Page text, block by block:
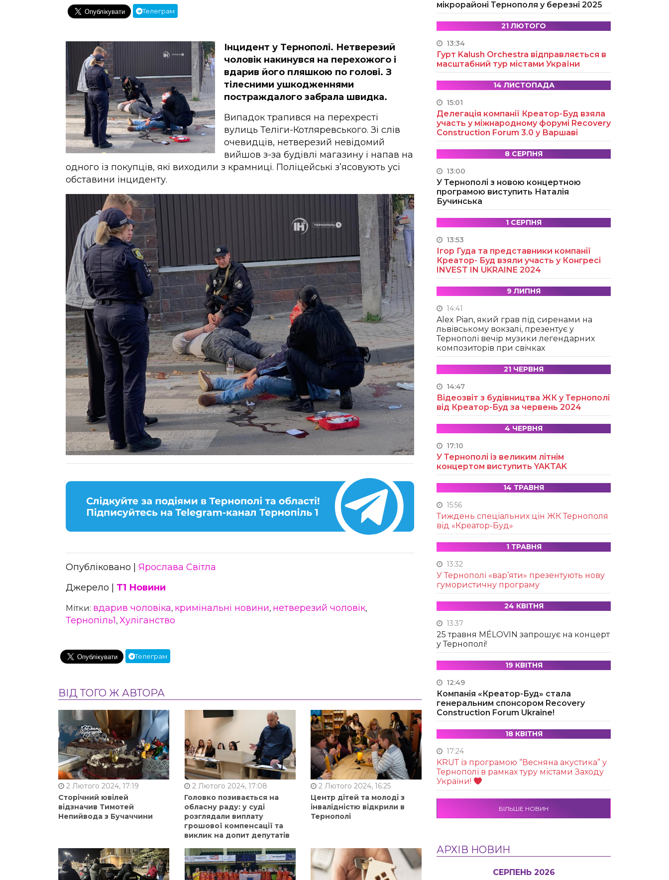
Телеграм
Інцидент у Тернополі. Нетверезий
чоловік накинувся на перехожого і
вдарив його пляшкою по голові. З
тілесними ушкодженнями
постраждалого забрала швидка.
Випадок трапився на перехресті
вулиць Теліги-Котляревського. Зі слів
очевидців, нетверезий невідомий
вийшов з-за будівлі магазину і напав на
одного із покупців, які виходили з крамниці. Поліцейські з’ясовують усі
обставини інциденту.
Опубліковано | Ярослава Світла
Джерело | Т1 Новини
Мітки: вдарив чоловіка, кримінальні новини, нетверезий чоловік,
Тернопіль1, Хуліганство
Телеграм
ВІД ТОГО Ж АВТОРА
2 Лютого 2024, 17:19
Сторічний ювілей
відзначив Тимотей
Непийвода з Бучаччини
2 Лютого 2024, 17:08
Головко позивається на
обласну раду: у суді
розглядали виплату
грошової компенсації та
виклик на допит депутатів
2 Лютого 2024, 16:25
Центр дітей та молоді з
інвалідністю відкрили в
Тернополі
мікрорайоні Тернополя у березні 2025
21 ЛЮТОГО
13:34
Гурт Kalush Orchestra відправляється в
масштабний тур містами України
14 ЛИСТОПАДА
15:01
Делегація компанії Креатор-Буд взяла
участь у міжнародному форумі Recovery
Construction Forum 3.0 у Варшаві
8 СЕРПНЯ
13:00
У Тернополі з новою концертною
програмою виступить Наталія
Бучинська
1 СЕРПНЯ
13:53
Ігор Гуда та представники компанії
Креатор- Буд взяли участь у Конгресі
INVEST IN UKRAINE 2024
9 ЛИПНЯ
14:41
Alex Pian, який грав під сиренами на
львівському вокзалі, презентує у
Тернополі вечір музики легендарних
композиторів при свічках
21 ЧЕРВНЯ
14:47
Відеозвіт з будівництва ЖК у Тернополі
від Креатор-Буд за червень 2024
4 ЧЕРВНЯ
17:10
У Тернополі із великим літнім
концертом виступить YAKTAK
14 ТРАВНЯ
15:56
Тиждень спеціальних цін ЖК Тернополя
від «Креатор-Буд»
1 ТРАВНЯ
13:32
У Тернополі «вар’яти» презентують нову
гумористичну програму
24 КВІТНЯ
13:37
25 травня MÉLOVIN запрошує на концерт
у Тернополі!
19 КВІТНЯ
12:49
Компанія «Креатор-Буд» стала
генеральним спонсором Recovery
Construction Forum Ukraine!
18 КВІТНЯ
17:24
KRUТ із програмою “Весняна акустика” у
Тернополі в рамках туру містами Заходу
України!
БІЛЬШЕ НОВИН
АРХІВ НОВИН
СЕРПЕНЬ 2026